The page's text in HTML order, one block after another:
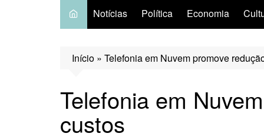
Notícias Política Economia
Início » Telefonia em Nuvem promove
Telefonia em
custos